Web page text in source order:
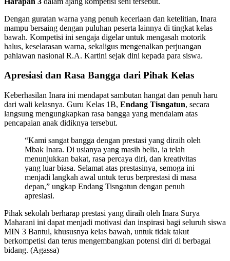
Dengan guratan warna yang penuh keceriaan dan ketelitian, Inara
mampu bersaing dengan puluhan peserta lainnya di tingkat kelas
bawah. Kompetisi ini sengaja digelar untuk mengasah motorik
halus, keselarasan warna, sekaligus mengenalkan perjuangan
pahlawan nasional R.A. Kartini sejak dini kepada para siswa.
Apresiasi dan Rasa Bangga dari Pihak Kelas
Keberhasilan Inara ini mendapat sambutan hangat dan penuh haru
dari wali kelasnya. Guru Kelas 1B, Endang Tisngatun, secara
langsung mengungkapkan rasa bangga yang mendalam atas
pencapaian anak didiknya tersebut.
“Kami sangat bangga dengan prestasi yang diraih oleh
Mbak Inara. Di usianya yang masih belia, ia telah
menunjukkan bakat, rasa percaya diri, dan kreativitas
yang luar biasa. Selamat atas prestasinya, semoga ini
menjadi langkah awal untuk terus berprestasi di masa
depan,” ungkap Endang Tisngatun dengan penuh
apresiasi.
Pihak sekolah berharap prestasi yang diraih oleh Inara Surya
Maharani ini dapat menjadi motivasi dan inspirasi bagi seluruh siswa
MIN 3 Bantul, khususnya kelas bawah, untuk tidak takut
berkompetisi dan terus mengembangkan potensi diri di berbagai
bidang. (Agassa)